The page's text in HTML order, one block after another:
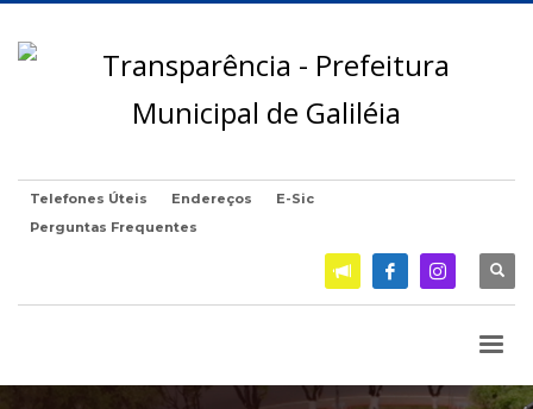
Telefones Úteis Endereços
E-Sic
Perguntas Frequentes